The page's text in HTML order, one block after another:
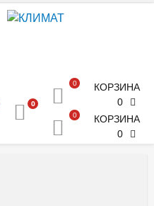
0
0
КОРЗИНА
0
0
КОРЗИНА
0